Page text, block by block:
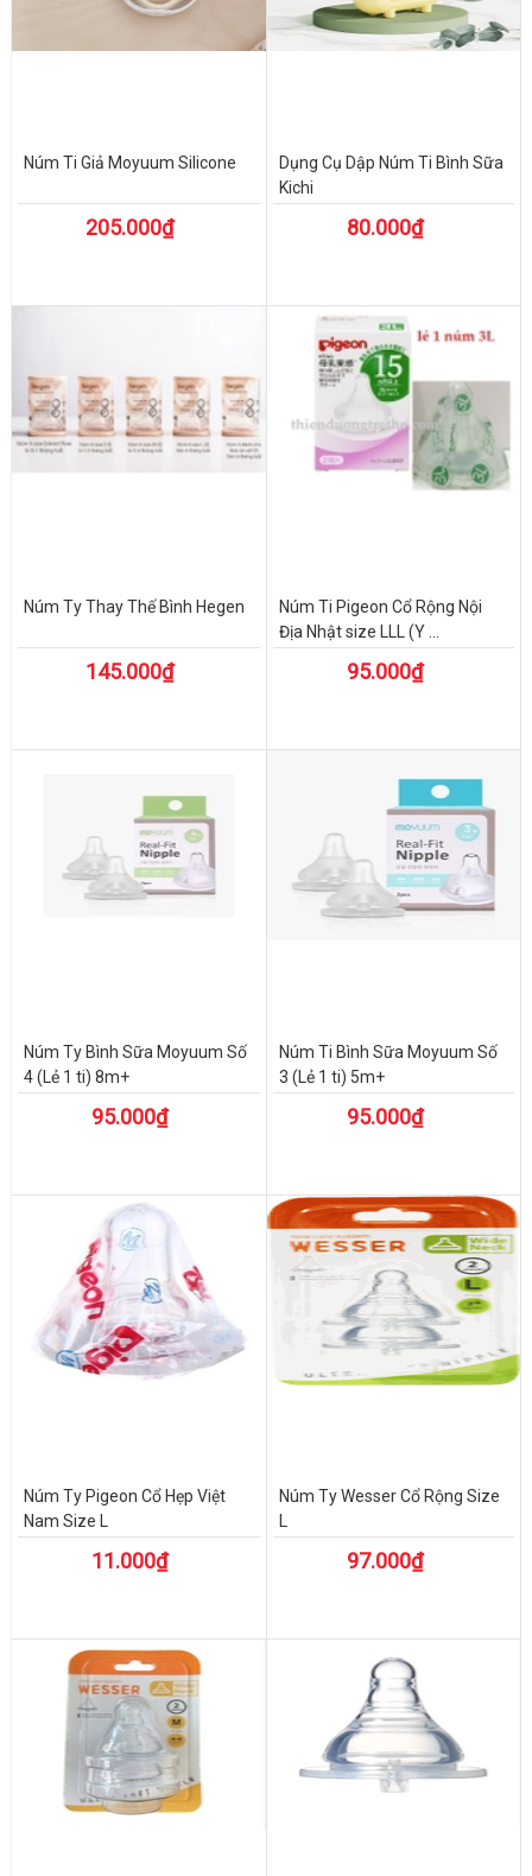
Núm Ti Giả Moyuum Silicone
205.000₫
Dụng Cụ Dập Núm Ti Bình Sữa
Kichi
80.000₫
Núm Ty Thay Thế Bình Hegen
145.000₫
Núm Ti Pigeon Cổ Rộng Nội
Địa Nhật size LLL (Y ...
95.000₫
Núm Ty Bình Sữa Moyuum Số
4 (Lẻ 1 ti) 8m+
95.000₫
Núm Ti Bình Sữa Moyuum Số
3 (Lẻ 1 ti) 5m+
95.000₫
Núm Ty Pigeon Cổ Hẹp Việt
Nam Size L
11.000₫
Núm Ty Wesser Cổ Rộng Size
L
97.000₫